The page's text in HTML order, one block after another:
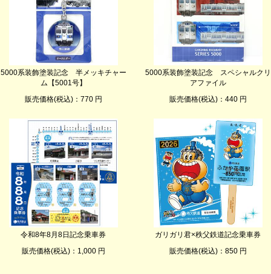
5000系装飾塗装記念 半メッキチャー
ム【5001号】
販売価格(税込)：770 円
5000系装飾塗装記念 スペシャルクリ
アファイル
販売価格(税込)：440 円
令和8年8月8日記念乗車券
販売価格(税込)：1,000 円
ガリガリ君×秩父鉄道記念乗車券
販売価格(税込)：850 円